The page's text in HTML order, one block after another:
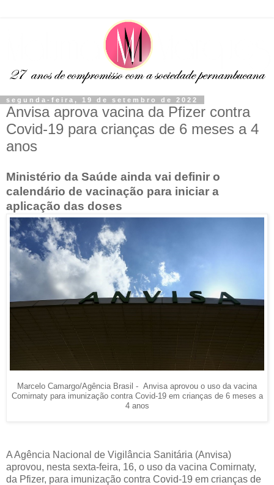
segunda-feira, 19 de setembro de 2022
Anvisa aprova vacina da Pfizer contra
Covid-19 para crianças de 6 meses a 4
anos
Ministério da Saúde ainda vai definir o
calendário de vacinação para iniciar a
aplicação das doses
Marcelo Camargo/Agência Brasil - Anvisa aprovou o uso da vacina
Comirnaty para imunização contra Covid-19 em crianças de 6 meses a
4 anos
A Agência Nacional de Vigilância Sanitária (Anvisa)
aprovou, nesta sexta-feira, 16, o uso da vacina Comirnaty,
da Pfizer, para imunização contra Covid-19 em crianças de